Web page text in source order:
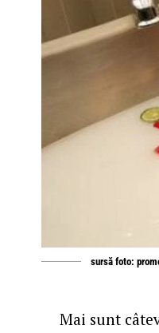
sursă foto:
Mai sunt